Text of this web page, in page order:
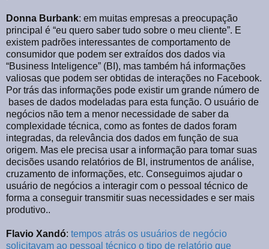
Donna Burbank: em muitas empresas a preocupação
principal é “eu quero saber tudo sobre o meu cliente”. E
existem padrões interessantes de comportamento de
consumidor que podem ser extraídos dos dados via
“Business Inteligence” (BI), mas também há informações
valiosas que podem ser obtidas de interações no Facebook.
Por trás das informações pode existir um grande número de
bases de dados modeladas para esta função. O usuário de
negócios não tem a menor necessidade de saber da
complexidade técnica, como as fontes de dados foram
integradas, da relevância dos dados em função de sua
origem. Mas ele precisa usar a informação para tomar suas
decisões usando relatórios de BI, instrumentos de análise,
cruzamento de informações, etc. Conseguimos ajudar o
usuário de negócios a interagir com o pessoal técnico de
forma a conseguir transmitir suas necessidades e ser mais
produtivo..
Flavio Xandó: tempos atrás os usuários de negócio
solicitavam ao pessoal técnico o tipo de relatório que